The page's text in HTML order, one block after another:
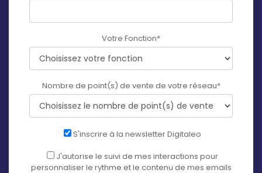
Votre Fonction*
Nombre de point(s) de vente de votre réseau*
S'inscrire à la newsletter Digitaleo
J'autorise le suivi de mes interactions pour
personnaliser le rythme et le contenu de mes emails